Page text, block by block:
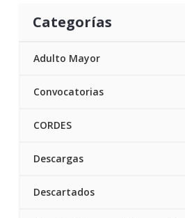
Categorías
Adulto Mayor
Convocatorias
CORDES
Descargas
Descartados